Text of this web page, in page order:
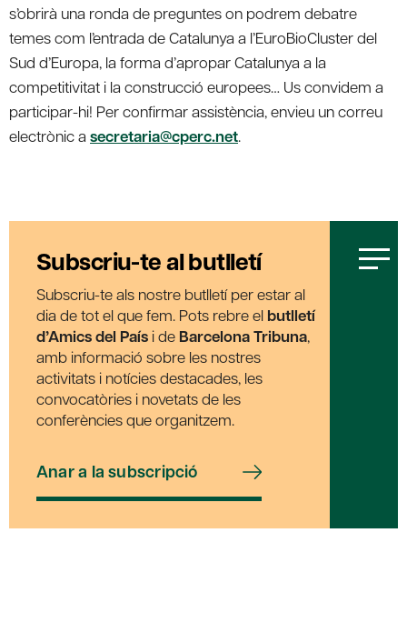
s’obrirà una ronda de preguntes on podrem debatre
temes com l’entrada de Catalunya a l’EuroBioCluster del
Sud d’Europa, la forma d’apropar Catalunya a la
competitivitat i la construcció europees… Us convidem a
participar-hi! Per confirmar assistència, envieu un correu
electrònic a secretaria@cperc.net.
Subscriu-te al butlletí
Subscriu-te als nostre butlletí per estar al
dia de tot el que fem. Pots rebre el butlletí
d’Amics del País i de Barcelona Tribuna,
amb informació sobre les nostres
activitats i notícies destacades, les
convocatòries i novetats de les
conferències que organitzem.
Anar a la subscripció